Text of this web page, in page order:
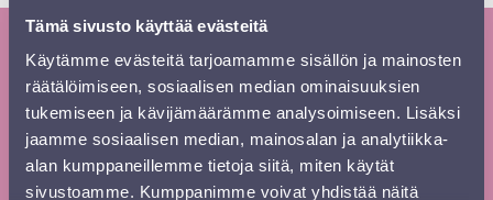
Tämä sivusto käyttää evästeitä
Käytämme evästeitä tarjoamamme sisällön ja mainosten
räätälöimiseen, sosiaalisen median ominaisuuksien
tukemiseen ja kävijämäärämme analysoimiseen. Lisäksi
jaamme sosiaalisen median, mainosalan ja analytiikka-
alan kumppaneillemme tietoja siitä, miten käytät
sivustoamme. Kumppanimme voivat yhdistää näitä
Tilaa Sinfonia Lahden uutiskirje ja
kausiesite
Tilaa
uutiskirje
Etunimi*